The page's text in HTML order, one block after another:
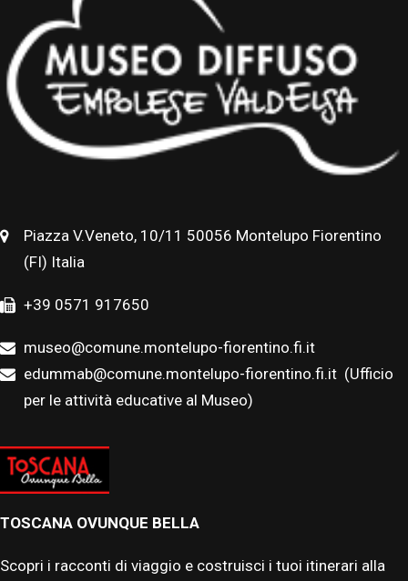
Piazza V.Veneto, 10/11 50056 Montelupo Fiorentino
(FI) Italia
+39 0571 917650
museo@comune.montelupo-fiorentino.fi.it
edummab@comune.montelupo-fiorentino.fi.it (Ufficio
per le attività educative al Museo)
TOSCANA OVUNQUE BELLA
Scopri i racconti di viaggio e costruisci i tuoi itinerari alla